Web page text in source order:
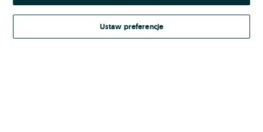
Kontynuując za pośrednictwem jednego z dostawców wskazanych powyżej,
Regulamin serwisuOLX.pl w jego aktualnym brzmieniu.
Ustaw preferencje